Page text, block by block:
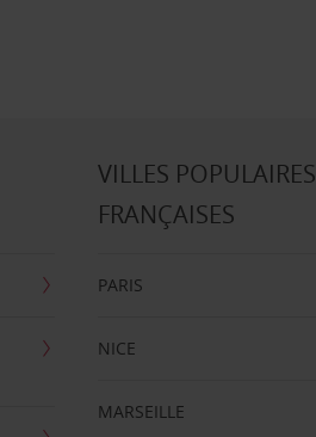
VILLES POPULAIRES
FRANÇAISES
PARIS
NICE
MARSEILLE